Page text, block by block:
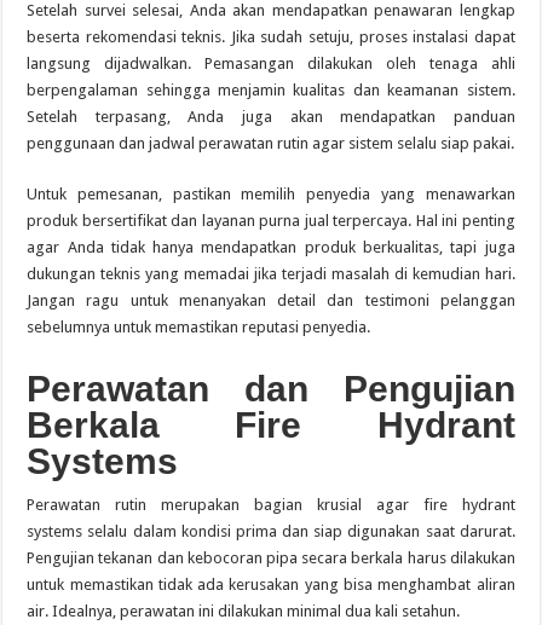
Setelah survei selesai, Anda akan mendapatkan penawaran lengkap
beserta rekomendasi teknis. Jika sudah setuju, proses instalasi dapat
langsung dijadwalkan. Pemasangan dilakukan oleh tenaga ahli
berpengalaman sehingga menjamin kualitas dan keamanan sistem.
Setelah terpasang, Anda juga akan mendapatkan panduan
penggunaan dan jadwal perawatan rutin agar sistem selalu siap pakai.
Untuk pemesanan, pastikan memilih penyedia yang menawarkan
produk bersertifikat dan layanan purna jual terpercaya. Hal ini penting
agar Anda tidak hanya mendapatkan produk berkualitas, tapi juga
dukungan teknis yang memadai jika terjadi masalah di kemudian hari.
Jangan ragu untuk menanyakan detail dan testimoni pelanggan
sebelumnya untuk memastikan reputasi penyedia.
Perawatan dan Pengujian
Berkala Fire Hydrant
Systems
Perawatan rutin merupakan bagian krusial agar fire hydrant
systems selalu dalam kondisi prima dan siap digunakan saat darurat.
Pengujian tekanan dan kebocoran pipa secara berkala harus dilakukan
untuk memastikan tidak ada kerusakan yang bisa menghambat aliran
air. Idealnya, perawatan ini dilakukan minimal dua kali setahun.